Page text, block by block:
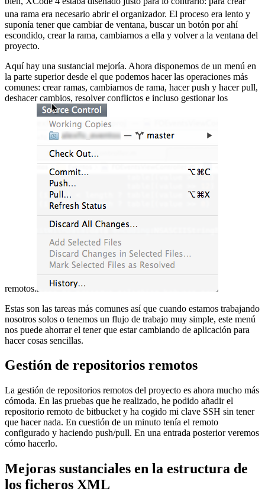
una rama era necesario abrir el organizador. El proceso era lento y
suponía tener que cambiar de ventana, buscar un botón por ahí
escondido, crear la rama, cambiarnos a ella y volver a la ventana del
proyecto.
Aquí hay una sustancial mejoría. Ahora disponemos de un menú en
la parte superior desde el que podemos hacer las operaciones más
comunes: crear ramas, cambiarnos de rama, hacer push y hacer pull,
deshacer cambios, resolver conflictos e incluso gestionar los
remotos.
Estas son las tareas más comunes así que cuando estamos trabajando
nosotros solos o tenemos un flujo de trabajo muy simple, este menú
nos puede ahorrar el tener que estar cambiando de aplicación para
hacer cosas sencillas.
Gestión de repositorios remotos
La gestión de repositorios remotos del proyecto es ahora mucho más
cómoda. En las pruebas que he realizado, he podido añadir el
repositorio remoto de bitbucket y ha cogido mi clave SSH sin tener
que hacer nada. En cuestión de un minuto tenía el remoto
configurado y haciendo push/pull. En una entrada posterior veremos
cómo hacerlo.
Mejoras sustanciales en la estructura de
los ficheros XML